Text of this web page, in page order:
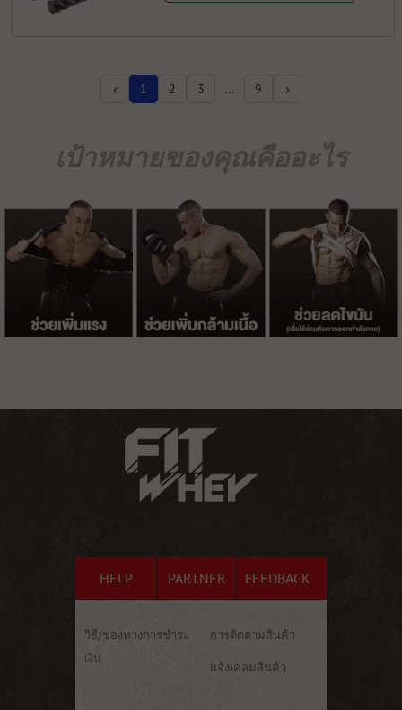
‹ 1 2 3 ... 9 ›
เป้าหมายของคุณคืออะไร
HELP PARTNER FEEDBACK
วิธี/ช่องทางการชำระ
เงิน
การติดตามสินค้า
แจ้งเคลมสินค้า